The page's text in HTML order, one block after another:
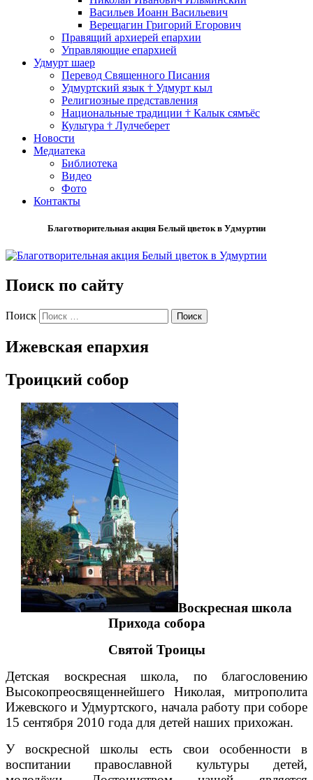
Васильев Иоанн Васильевич
Верещагин Григорий Егорович
Правящий архиерей епархии
Управляющие епархией
Удмурт шаер
Перевод Священного Писания
Удмуртский язык † Удмурт кыл
Религиозные представления
Национальные традиции † Калык сямъёс
Культура † Лулчеберет
Новости
Медиатека
Библиотека
Видео
Фото
Контакты
Благотворительная акция Белый цветок в Удмуртии
Поиск по сайту
Поиск
Ижевская епархия
Троицкий собор
Воскресная школа
Прихода собора
Святой Троицы
Детская воскресная школа, по благословению
Высокопреосвященнейшего Николая, митрополита
Ижевского и Удмуртского, начала работу при соборе
15 сентября 2010 года для детей наших прихожан.
У воскресной школы есть свои особенности в
воспитании православной культуры детей,